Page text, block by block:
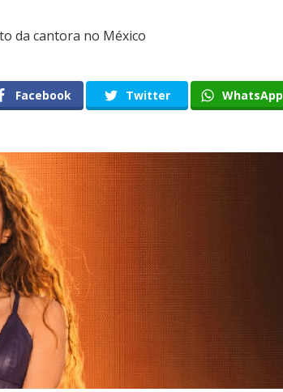
da cantora no México
Facebook Twitter WhatsApp